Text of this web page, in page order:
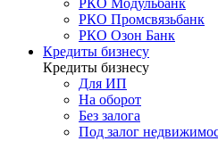
РКО Модульбанк
РКО Промсвязьбанк
РКО Озон Банк
Кредиты бизнесу
Кредиты бизнесу
Для ИП
На оборот
Без залога
Под залог